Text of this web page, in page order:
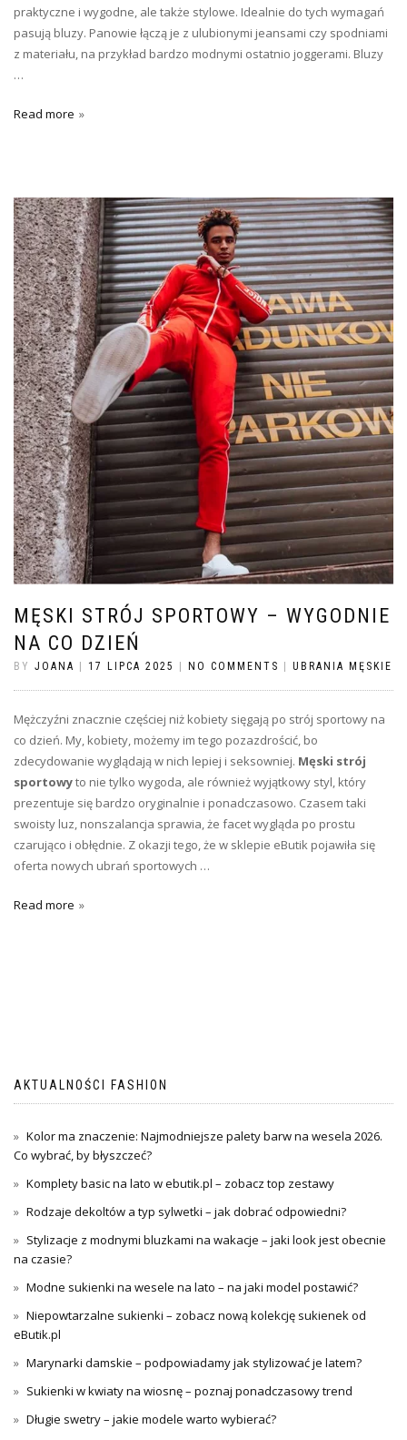
praktyczne i wygodne, ale także stylowe. Idealnie do tych wymagań
pasują bluzy. Panowie łączą je z ulubionymi jeansami czy spodniami
z materiału, na przykład bardzo modnymi ostatnio joggerami. Bluzy
…
Read more
MĘSKI STRÓJ SPORTOWY – WYGODNIE
NA CO DZIEŃ
BY JOANA | 17 LIPCA 2025 | NO COMMENTS | UBRANIA MĘSKIE
Mężczyźni znacznie częściej niż kobiety sięgają po strój sportowy na
co dzień. My, kobiety, możemy im tego pozazdrościć, bo
zdecydowanie wyglądają w nich lepiej i seksowniej. Męski strój
sportowyto nie tylko wygoda, ale również wyjątkowy styl, który
prezentuje się bardzo oryginalnie i ponadczasowo. Czasem taki
swoisty luz, nonszalancja sprawia, że facet wygląda po prostu
czarująco i obłędnie. Z okazji tego, że w sklepie eButik pojawiła się
oferta nowych ubrań sportowych …
Read more
AKTUALNOŚCI FASHION
Kolor ma znaczenie: Najmodniejsze palety barw na wesela 2026.
Co wybrać, by błyszczeć?
Komplety basic na lato w ebutik.pl – zobacz top zestawy
Rodzaje dekoltów a typ sylwetki – jak dobrać odpowiedni?
Stylizacje z modnymi bluzkami na wakacje – jaki look jest obecnie
na czasie?
Modne sukienki na wesele na lato – na jaki model postawić?
Niepowtarzalne sukienki – zobacz nową kolekcję sukienek od
eButik.pl
Marynarki damskie – podpowiadamy jak stylizować je latem?
Sukienki w kwiaty na wiosnę – poznaj ponadczasowy trend
Długie swetry – jakie modele warto wybierać?